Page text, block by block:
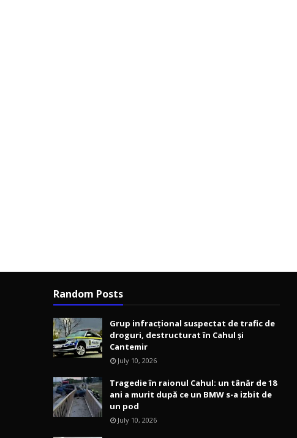
Random Posts
Grup infracțional suspectat de trafic de
droguri, destructurat în Cahul și
Cantemir
July 10, 2026
Tragedie în raionul Cahul: un tânăr de 18
ani a murit după ce un BMW s-a izbit de
un pod
July 10, 2026